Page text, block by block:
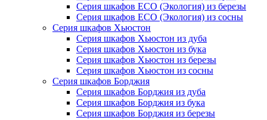
Серия шкафов ECO (Экология) из березы
Серия шкафов ECO (Экология) из сосны
Серия шкафов Хьюстон
Серия шкафов Хьюстон из дуба
Серия шкафов Хьюстон из бука
Серия шкафов Хьюстон из березы
Серия шкафов Хьюстон из сосны
Серия шкафов Борджия
Серия шкафов Борджия из дуба
Серия шкафов Борджия из бука
Серия шкафов Борджия из березы